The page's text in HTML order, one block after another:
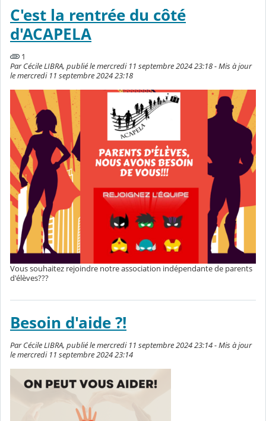
C'est la rentrée du côté
d'ACAPELA
1
Par Cécile LIBRA, publié le mercredi 11 septembre 2024 23:18 - Mis à jour
le mercredi 11 septembre 2024 23:18
Vous souhaitez rejoindre notre association indépendante de parents
d'élèves???
Besoin d'aide ?!
Par Cécile LIBRA, publié le mercredi 11 septembre 2024 23:14 - Mis à jour
le mercredi 11 septembre 2024 23:14